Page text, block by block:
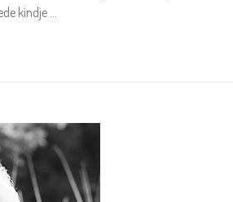
kindje